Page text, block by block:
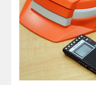
o
k
g
er